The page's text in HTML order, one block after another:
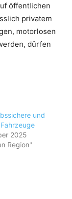
öffentlichen
privatem
motorlosen
dürfen
und
2025
Region"